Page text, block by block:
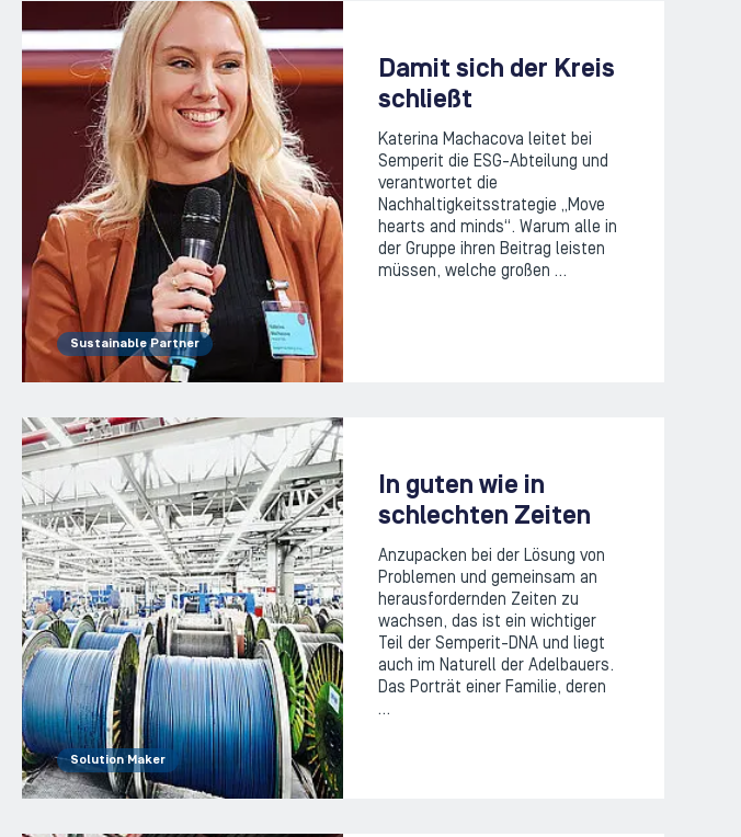
Sustainable Partner
Damit sich der Kreis
schließt
Katerina Machacova leitet bei
Semperit die ESG-Abteilung und
verantwortet die
Nachhaltigkeitsstrategie „Move
hearts and minds“. Warum alle in
der Gruppe ihren Beitrag leisten
müssen, welche großen …
Solution Maker
In guten wie in
schlechten Zeiten
Anzupacken bei der Lösung von
Problemen und gemeinsam an
herausfordernden Zeiten zu
wachsen, das ist ein wichtiger
Teil der Semperit-DNA und liegt
auch im Naturell der Adelbauers.
Das Porträt einer Familie, deren
…